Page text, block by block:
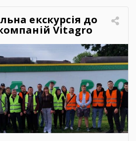
сьогодні довели, що
та любов […]
екскурсія до
Vitagro